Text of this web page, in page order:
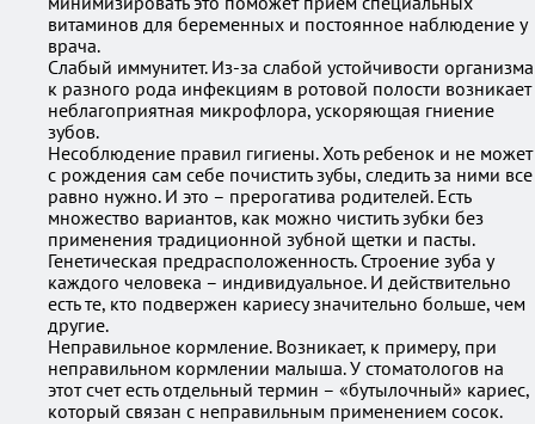
витаминов для беременных и постоянное наблюдение у
врача.
Слабый иммунитет. Из-за слабой устойчивости организма
к разного рода инфекциям в ротовой полости возникает
неблагоприятная микрофлора, ускоряющая гниение
зубов.
Несоблюдение правил гигиены. Хоть ребенок и не может
с рождения сам себе почистить зубы, следить за ними все
равно нужно. И это – прерогатива родителей. Есть
множество вариантов, как можно чистить зубки без
применения традиционной зубной щетки и пасты.
Генетическая предрасположенность. Строение зуба у
каждого человека – индивидуальное. И действительно
есть те, кто подвержен кариесу значительно больше, чем
другие.
Неправильное кормление. Возникает, к примеру, при
неправильном кормлении малыша. У стоматологов на
этот счет есть отдельный термин – «бутылочный» кариес,
который связан с неправильным применением сосок.